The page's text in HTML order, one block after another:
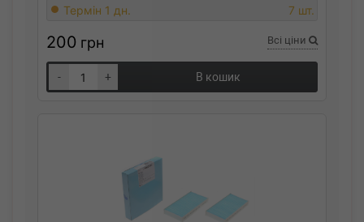
Термін 1 дн. 7 шт.
200 грн Всі ціни
- + В кошик